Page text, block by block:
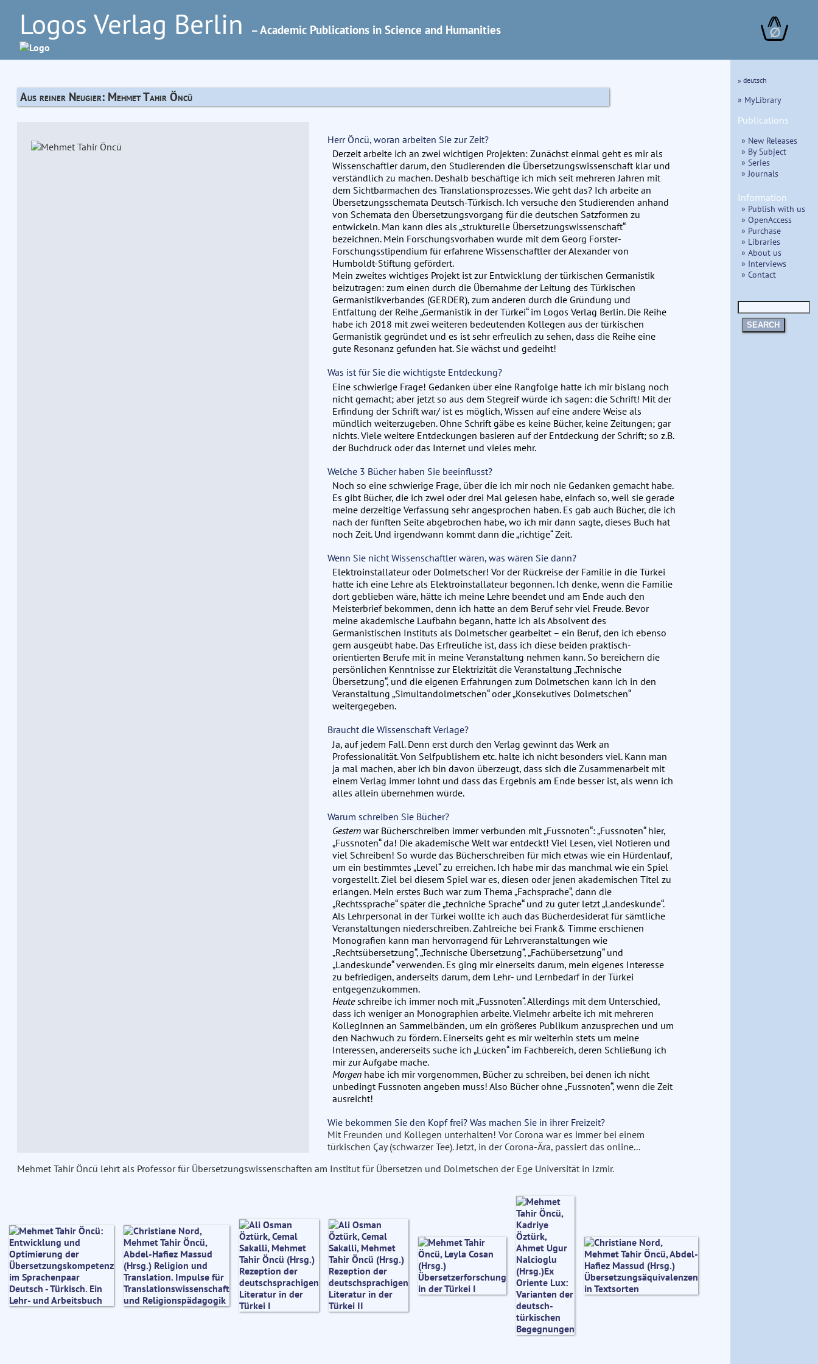
Logos Verlag Berlin – Academic Publications in Science and Humanities ∅
Aus reiner Neugier: Mehmet Tahir Öncü
Herr Öncü, woran arbeiten Sie zur Zeit?
Derzeit arbeite ich an zwei wichtigen Projekten: Zunächst einmal geht es mir als
Wissenschaftler darum, den Studierenden die Übersetzungswissenschaft klar und
verständlich zu machen. Deshalb beschäftige ich mich seit mehreren Jahren mit
dem Sichtbarmachen des Translationsprozesses. Wie geht das? Ich arbeite an
Übersetzungsschemata Deutsch-Türkisch. Ich versuche den Studierenden anhand
von Schemata den Übersetzungsvorgang für die deutschen Satzformen zu
entwickeln. Man kann dies als „strukturelle Übersetzungswissenschaft“
bezeichnen. Mein Forschungsvorhaben wurde mit dem Georg Forster-
Forschungsstipendium für erfahrene Wissenschaftler der Alexander von
Humboldt-Stiftung gefördert.
Mein zweites wichtiges Projekt ist zur Entwicklung der türkischen Germanistik
beizutragen: zum einen durch die Übernahme der Leitung des Türkischen
Germanistikverbandes (GERDER), zum anderen durch die Gründung und
Entfaltung der Reihe „Germanistik in der Türkei“ im Logos Verlag Berlin. Die Reihe
habe ich 2018 mit zwei weiteren bedeutenden Kollegen aus der türkischen
Germanistik gegründet und es ist sehr erfreulich zu sehen, dass die Reihe eine
gute Resonanz gefunden hat. Sie wächst und gedeiht!
Was ist für Sie die wichtigste Entdeckung?
Eine schwierige Frage! Gedanken über eine Rangfolge hatte ich mir bislang noch
nicht gemacht; aber jetzt so aus dem Stegreif würde ich sagen: die Schrift! Mit der
Erfindung der Schrift war/ ist es möglich, Wissen auf eine andere Weise als
mündlich weiterzugeben. Ohne Schrift gäbe es keine Bücher, keine Zeitungen; gar
nichts. Viele weitere Entdeckungen basieren auf der Entdeckung der Schrift; so z.B.
der Buchdruck oder das Internet und vieles mehr.
Welche 3 Bücher haben Sie beeinflusst?
Noch so eine schwierige Frage, über die ich mir noch nie Gedanken gemacht habe.
Es gibt Bücher, die ich zwei oder drei Mal gelesen habe, einfach so, weil sie gerade
meine derzeitige Verfassung sehr angesprochen haben. Es gab auch Bücher, die ich
nach der fünften Seite abgebrochen habe, wo ich mir dann sagte, dieses Buch hat
noch Zeit. Und irgendwann kommt dann die „richtige“ Zeit.
Wenn Sie nicht Wissenschaftler wären, was wären Sie dann?
Elektroinstallateur oder Dolmetscher! Vor der Rückreise der Familie in die Türkei
hatte ich eine Lehre als Elektroinstallateur begonnen. Ich denke, wenn die Familie
dort geblieben wäre, hätte ich meine Lehre beendet und am Ende auch den
Meisterbrief bekommen, denn ich hatte an dem Beruf sehr viel Freude. Bevor
meine akademische Laufbahn begann, hatte ich als Absolvent des
Germanistischen Instituts als Dolmetscher gearbeitet – ein Beruf, den ich ebenso
gern ausgeübt habe. Das Erfreuliche ist, dass ich diese beiden praktisch-
orientierten Berufe mit in meine Veranstaltung nehmen kann. So bereichern die
persönlichen Kenntnisse zur Elektrizität die Veranstaltung „Technische
Übersetzung“, und die eigenen Erfahrungen zum Dolmetschen kann ich in den
Veranstaltung „Simultandolmetschen“ oder „Konsekutives Dolmetschen“
weitergegeben.
Braucht die Wissenschaft Verlage?
Ja, auf jedem Fall. Denn erst durch den Verlag gewinnt das Werk an
Professionalität. Von Selfpublishern etc. halte ich nicht besonders viel. Kann man
ja mal machen, aber ich bin davon überzeugt, dass sich die Zusammenarbeit mit
einem Verlag immer lohnt und dass das Ergebnis am Ende besser ist, als wenn ich
alles allein übernehmen würde.
Warum schreiben Sie Bücher?
Gestern war Bücherschreiben immer verbunden mit „Fussnoten“: „Fussnoten“ hier,
„Fussnoten“ da! Die akademische Welt war entdeckt! Viel Lesen, viel Notieren und
viel Schreiben! So wurde das Bücherschreiben für mich etwas wie ein Hürdenlauf,
um ein bestimmtes „Level“ zu erreichen. Ich habe mir das manchmal wie ein Spiel
vorgestellt. Ziel bei diesem Spiel war es, diesen oder jenen akademischen Titel zu
erlangen. Mein erstes Buch war zum Thema „Fachsprache“, dann die
„Rechtssprache“ später die „techniche Sprache“ und zu guter letzt „Landeskunde“.
Als Lehrpersonal in der Türkei wollte ich auch das Bücherdesiderat für sämtliche
Veranstaltungen niederschreiben. Zahlreiche bei Frank& Timme erschienen
Monografien kann man hervorragend für Lehrveranstaltungen wie
„Rechtsübersetzung“, „Technische Übersetzung“, „Fachübersetzung“ und
„Landeskunde“ verwenden. Es ging mir einerseits darum, mein eigenes Interesse
zu befriedigen, anderseits darum, dem Lehr- und Lernbedarf in der Türkei
entgegenzukommen.
Heuteschreibe ich immer noch mit „Fussnoten“. Allerdings mit dem Unterschied,
dass ich weniger an Monographien arbeite. Vielmehr arbeite ich mit mehreren
KollegInnen an Sammelbänden, um ein größeres Publikum anzusprechen und um
den Nachwuch zu fördern. Einerseits geht es mir weiterhin stets um meine
Interessen, andererseits suche ich „Lücken“ im Fachbereich, deren Schließung ich
mir zur Aufgabe mache.
Morgen habe ich mir vorgenommen, Bücher zu schreiben, bei denen ich nicht
unbedingt Fussnoten angeben muss! Also Bücher ohne „Fussnoten“, wenn die Zeit
ausreicht!
Wie bekommen Sie den Kopf frei? Was machen Sie in ihrer Freizeit?
Mit Freunden und Kollegen unterhalten! Vor Corona war es immer bei einem
türkischen Çay (schwarzer Tee). Jetzt, in der Corona-Ära, passiert das online...
Mehmet Tahir Öncü lehrt als Professor für Übersetzungswissenschaften am Institut für Übersetzen und Dolmetschen der Ege Universität in Izmir.
» deutsch
» MyLibrary
Publications
» New Releases
» By Subject
» Series
» Journals
Information
» Publish with us
» OpenAccess
» Purchase
» Libraries
» About us
» Interviews
» Contact
SEARCH